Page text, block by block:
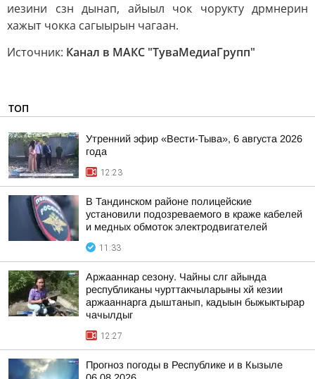
иезини сзн дынап, айыыл чок чорукту дрмнерин
хажыт чокка сагыырын чагаан.
Источник: Канал в МАКС "ТуваМедиаГрупп"
ТОП
Утренний эфир «Вести-Тыва», 6 августа 2026
года
12:23
В Тандинском районе полицейские
установили подозреваемого в краже кабелей
и медных обмоток электродвигателей
11:33
Аржааннар сезону. Чайны слг айында
республиканы чурттакчыларыны хй кезии
аржааннарга дыштанып, кадыын быжыктырар
чачылдыг
12:27
Прогноз погоды в Республике и в Кызыле